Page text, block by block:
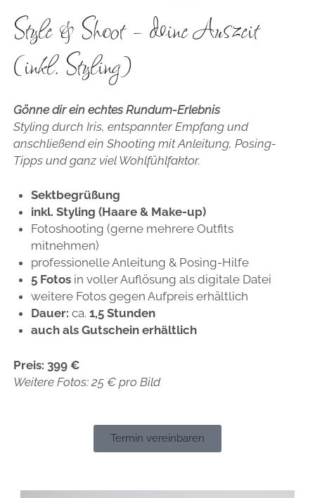
Style & Shoot – deine Auszeit
(inkl. Styling)
Gönne dir ein echtes Rundum-Erlebnis
Styling durch Iris, entspannter Empfang und
anschließend ein Shooting mit Anleitung, Posing-
Tipps und ganz viel Wohlfühlfaktor.
Sektbegrüßung
inkl. Styling (Haare & Make-up)
Fotoshooting (gerne mehrere Outfits
mitnehmen)
professionelle Anleitung & Posing-Hilfe
5 Fotos in voller Auflösung als digitale Datei
weitere Fotos gegen Aufpreis erhältlich
Dauer: ca.1,5 Stunden
auch als Gutschein erhältlich
Preis: 399 €
Weitere Fotos: 25 € pro Bild
Termin vereinbaren